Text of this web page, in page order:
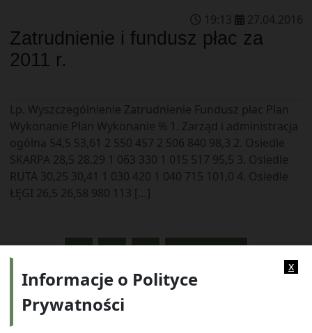
19:13 27.04.2016
Zatrudnienie i fundusz płac za
2011 r.
Lp. Wyszczególnienie Zatrudnienie Fundusz płac Plan
Wykonanie Plan Wykonanie % 1. Zarząd i administracja
ogólna 54,5 53,61 2 550 457 2 506 840 98,3 2. Osiedle
SKARPA 28,5 28,29 1 063 330 1 015 517 95,5 3. Osiedle
RUTA 30,25 30,41 1 030 420 1 040 715 101,0 4. Osiedle
ŁĘGI 26,5 26,58 980 113 […]
x
Informacje o Polityce
Prywatności